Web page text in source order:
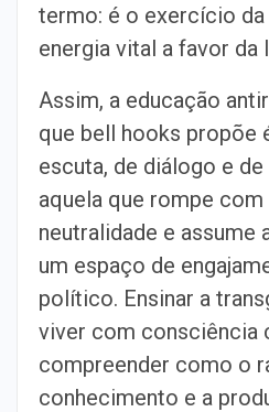
termo: é o exercício da
energia vital a favor da
Assim, a educação
que bell hooks propõe
escuta, de diálogo e
aquela que rompe com
neutralidade e assume
um espaço de
político. Ensinar a
viver com consciência
compreender como o
conhecimento e a